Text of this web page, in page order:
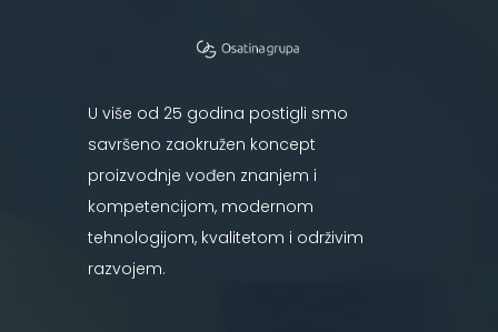
U više od 25 godina postigli smo
savršeno zaokružen koncept
proizvodnje vođen znanjem i
kompetencijom, modernom
tehnologijom, kvalitetom i održivim
razvojem.